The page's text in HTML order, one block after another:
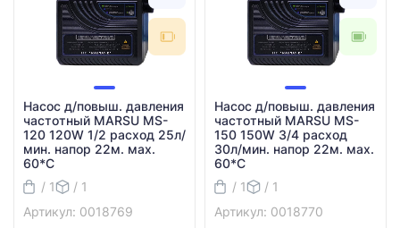
Насос д/повыш. давления
частотный MARSU MS-
120 120W 1/2 расход 25л/
мин. напор 22м. мах.
60*C
/ 1
/ 1
Артикул: 0018769
Насос д/повыш. давления
частотный MARSU MS-
150 150W 3/4 расход
30л/мин. напор 22м. мах.
60*C
/ 1
/ 1
Артикул: 0018770